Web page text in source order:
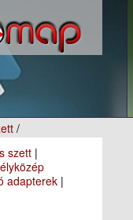
/
szett|
adapterek|